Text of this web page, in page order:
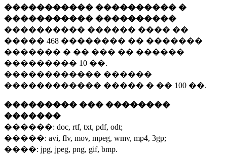
����������� ���������� �
����������� ����������
���������� ������ ���� ��
����� 468 �������� �� �������
������� � �� ��� �� ������
��������� 10 ��.
������������ ������
������������ ����� � �� 100 ��.
��������� ��� ��������
�������
������: doc, rtf, txt, pdf, odt;
�����: avi, flv, mov, mpeg, wmv, mp4, 3gp;
����: jpg, jpeg, png, gif, bmp.